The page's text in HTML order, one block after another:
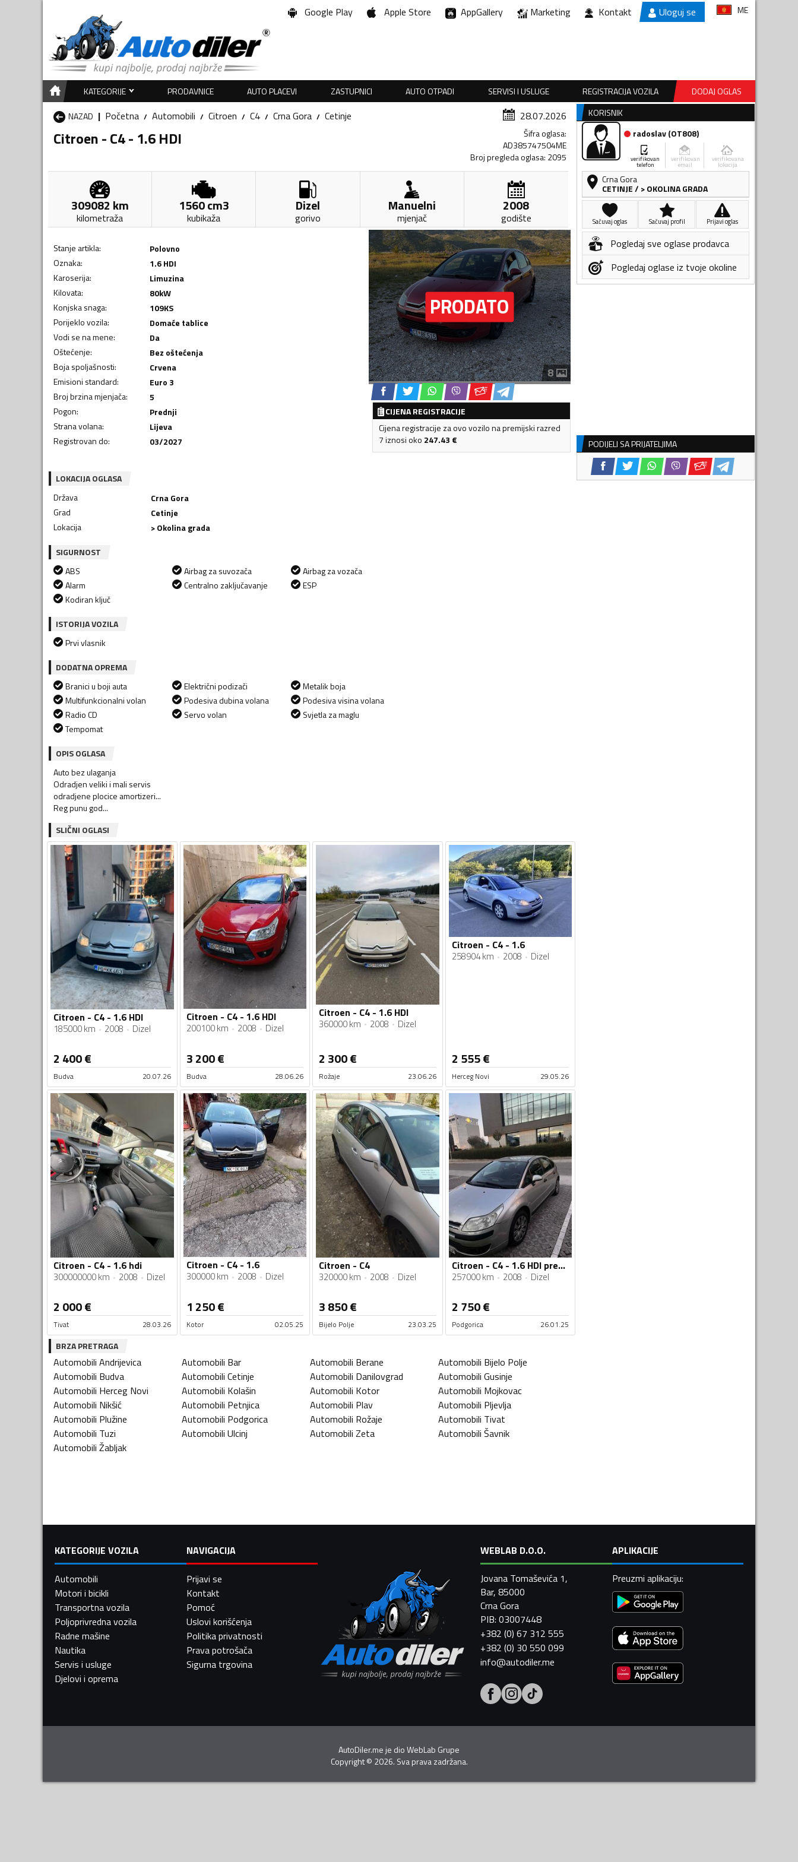
Google Play Apple Store AppGallery Marketing Kontakt Uloguj se ME
KATEGORIJE PRODAVNICE AUTO PLACEVI ZASTUPNICI AUTO OTPADI SERVISI I USLUGE REGISTRACIJA VOZILA
DODAJ OGLAS
NAZAD
Početna Automobili Citroen C4 Crna Gora Cetinje 28.07.2026
Citroen - C4 - 1.6 HDI Šifra oglasa:
AD385747504ME
Broj pregleda oglasa: 2095
309082 km
kilometraža
1560cm3
kubikaža
Dizel
gorivo
Manuelni
mjenjač
2008
godište
Stanje artikla:
Polovno
Oznaka:
1.6 HDI
Karoserija:
Limuzina
Kilovata: 80kW
Konjska snaga: 109KS
Porijeklo vozila:
Domaće tablice
Vodi se na mene:
Da
Oštećenje:
Bez oštećenja
Boja spoljašnosti:
Crvena
Emisioni standard:
Euro 3
Broj brzina mjenjača:
5
Pogon:
Prednji
Strana volana:
Lijeva
Registrovan do: 03/2027
8
CIJENA REGISTRACIJE
Cijena registracije za ovo vozilo na premijski razred
7 iznosi oko 247.43 €
LOKACIJA OGLASA
Država
Crna Gora
Grad
Cetinje
Lokacija
> Okolina grada
SIGURNOST
ABS
Alarm
Kodiran ključ
Airbag za suvozača
Centralno zaključavanje
Airbag za vozača
ESP
ISTORIJA VOZILA
Prvi vlasnik
DODATNA OPREMA
Branici u boji auta
Multifunkcionalni volan
Radio CD
Tempomat
Električni podizači
Podesiva dubina volana
Servo volan
Metalik boja
Podesiva visina volana
Svjetla za maglu
OPIS OGLASA
Auto bez ulaganja
Odradjen veliki i mali servis
odradjene plocice amortizeri...
SLIČNI OGLASI
Citroen - C4 - 1.6 HDI
185000 km 2008 Dizel
2 400€
Budva 20.07.26
Citroen - C4 - 1.6 HDI
200100 km 2008 Dizel
3 200€
Budva 28.06.26
Citroen - C4 - 1.6 HDI
360000 km 2008 Dizel
2 300€
Rožaje 23.06.26
Citroen - C4 - 1.6
258904 km 2008 Dizel
2 555€
Herceg Novi 29.05.26
Citroen - C4 - 1.6 hdi
300000000 km 2008 Dizel
2 000€
Tivat 28.03.26
Citroen - C4 - 1.6
300000 km 2008 Dizel
1 250€
Kotor 02.05.25
Citroen - C4
320000 km 2008 Dizel
3 850€
Bijelo Polje 23.03.25
Citroen - C4 - 1.6 HDI premium
257000 km 2008 Dizel
2 750€
Podgorica 26.01.25
BRZA PRETRAGA
Automobili Andrijevica Automobili Bar Automobili Berane Automobili Bijelo Polje
Automobili Budva Automobili Cetinje Automobili Danilovgrad Automobili Gusinje
Automobili Herceg Novi Automobili Kolašin Automobili Kotor Automobili Mojkovac
Automobili Nikšić Automobili Petnjica Automobili Plav Automobili Pljevlja
Automobili Plužine Automobili Podgorica Automobili Rožaje Automobili Tivat
Automobili Tuzi Automobili Ulcinj Automobili Zeta Automobili Šavnik
Automobili Žabljak
KORISNIK
radoslav(OT808)
verifikovan
telefon
verifikovan
email
verifikovana
lokacija
Crna Gora
CETINJE/ > OKOLINA GRADA
Sačuvaj oglas Sačuvaj profil Prijavi oglas
Pogledaj sve oglase prodavca
Pogledaj oglase iz tvoje okoline
PODIJELI SA PRIJATELJIMA
KATEGORIJE VOZILA
Automobili
Motori i bicikli
Transportna vozila
Poljoprivredna vozila
Radne mašine
Nautika
Servis i usluge
Djelovi i oprema
NAVIGACIJA
Prijavi se
Kontakt
Pomoć
Uslovi korišćenja
Politika privatnosti
Prava potrošača
Sigurna trgovina
WEBLAB D.O.O.
Jovana Tomaševića 1,
Bar, 85000
Crna Gora
PIB: 03007448
+382 (0) 67 312 555
+382 (0) 30 550 099
info@autodiler.me
APLIKACIJE
Preuzmi aplikaciju:
AutoDiler.me je dioWebLab Grupe
Copyright© 2026. Sva prava zadržana.